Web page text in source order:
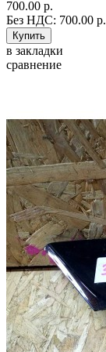
700.00 р.
Без НДС: 700.00 р.
в закладки
сравнение